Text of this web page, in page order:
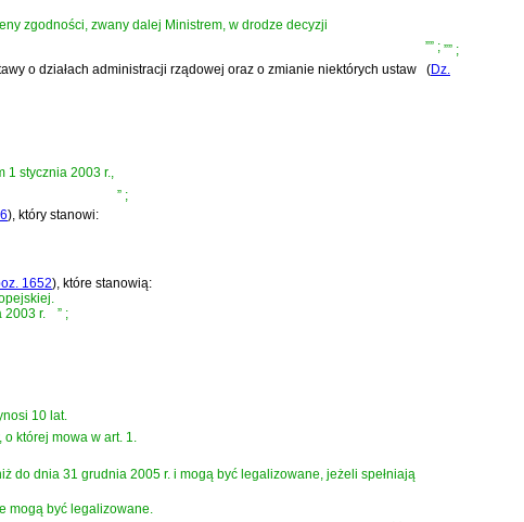
zgodności, zwany dalej Ministrem, w drodze decyzji
”” ; ”” ;
o działach administracji rządowej oraz o zmianie niektórych ustaw (Dz.
stycznia 2003 r.,
” ;
) , który stanowi:
1652) , które stanowią:
r. ” ;
10 lat.
o której mowa w art. 1.
do dnia 31 grudnia 2005 r. i mogą być legalizowane, jeżeli spełniają
mogą być legalizowane.